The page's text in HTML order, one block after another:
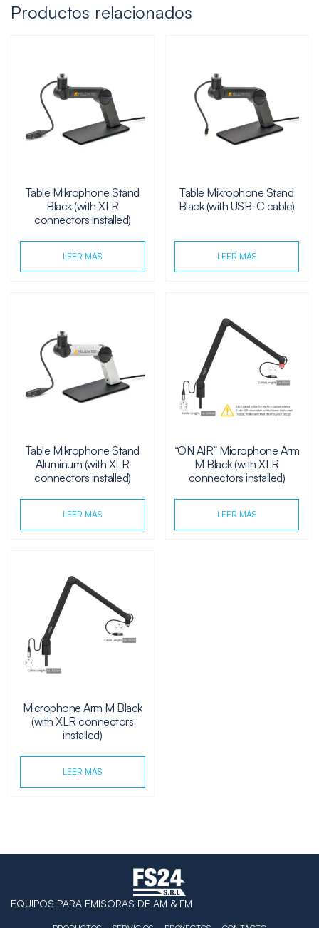
Productos relacionados
Table Mikrophone Stand
Black (with XLR
connectors installed)
LEER MÁS
Table Mikrophone Stand
Black (with USB-C cable)
LEER MÁS
Table Mikrophone Stand
Aluminum (with XLR
connectors installed)
LEER MÁS
“ON AIR” Microphone Arm
M Black (with XLR
connectors installed)
LEER MÁS
Microphone Arm M Black
(with XLR connectors
installed)
LEER MÁS
EQUIPOS PARA EMISORAS DE AM & FM